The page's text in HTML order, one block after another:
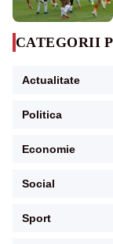
CATEGORII
Actualitate
Politica
Economie
Social
Sport